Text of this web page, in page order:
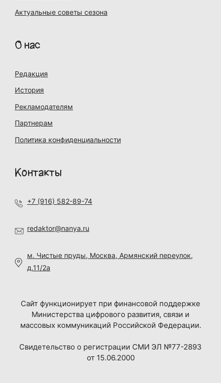
Актуальные советы сезона
О нас
Редакция
История
Рекламодателям
Партнерам
Политика конфиденциальности
Контакты
+7 (916) 582-89-74
redaktor@nanya.ru
м. Чистые пруды, Москва, Армянский переулок,
д.11/2а
Сайт функционирует при финансовой поддержке
Министерства цифрового развития, связи и
массовых коммуникаций Российской Федерации.
Свидетельство о регистрации СМИ ЭЛ №77-2893
от 15.06.2000